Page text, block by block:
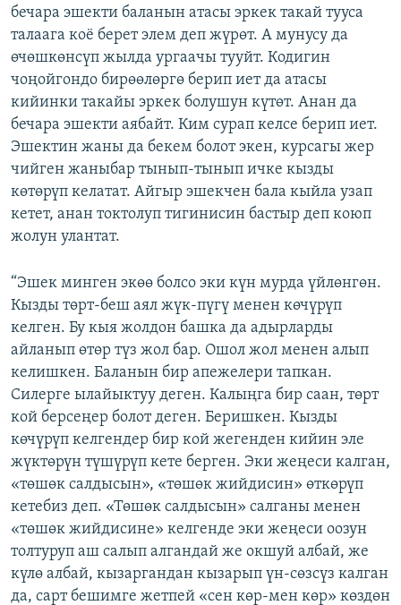
бечара эшекти баланын атасы эркек такай тууса
талаага коё берет элем деп жүрөт. А мунусу да
өчөшкөнсүп жылда ургаачы тууйт. Кодигин
чоңойгондо бирөөлөргө берип иет да атасы
кийинки такайы эркек болушун күтөт. Анан да
бечара эшекти аябайт. Ким сурап келсе берип иет.
Эшектин жаны да бекем болот экен, курсагы жер
чийген жаныбар тынып-тынып ичке кызды
көтөрүп келатат. Айгыр эшекчен бала кыйла узап
кетет, анан токтолуп тигинисин бастыр деп коюп
жолун улантат.
“Эшек минген экөө болсо эки күн мурда үйлөнгөн.
Кызды төрт-беш аял жүк-пүгү менен көчүрүп
келген. Бу кыя жолдон башка да адырларды
айланып өтөр түз жол бар. Ошол жол менен алып
келишкен. Баланын бир апежелери тапкан.
Силерге ылайыктуу деген. Калыңга бир саан, төрт
кой берсеңер болот деген. Беришкен. Кызды
көчүрүп келгендер бир кой жегенден кийин эле
жүктөрүн түшүрүп кете берген. Эки жеңеси калган,
«төшөк салдысын», «төшөк жийдисин» өткөрүп
кетебиз деп. «Төшөк салдысын» салганы менен
«төшөк жийдисине» келгенде эки жеңеси оозун
толтуруп аш салып алгандай же окшуй албай, же
күлө албай, кызаргандан кызарып үн-сөзсүз калган
да, сарт бешимге жетпей «сен көр-мен көр» көздөн